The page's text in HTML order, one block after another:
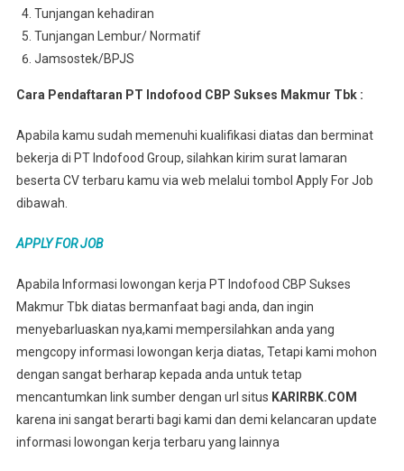
Tunjangan kehadiran
Tunjangan Lembur/ Normatif
Jamsostek/BPJS
Cara Pendaftaran PT Indofood CBP Sukses Makmur Tbk :
Apabila kamu sudah memenuhi kualifikasi diatas dan berminat
bekerja di PT Indofood Group, silahkan kirim surat lamaran
beserta CV terbaru kamu via web melalui tombol Apply For Job
dibawah.
APPLY FOR JOB
Apabila Informasi lowongan kerja PT Indofood CBP Sukses
Makmur Tbk diatas bermanfaat bagi anda, dan ingin
menyebarluaskan nya,kami mempersilahkan anda yang
mengcopy informasi lowongan kerja diatas, Tetapi kami mohon
dengan sangat berharap kepada anda untuk tetap
mencantumkan link sumber dengan url situs KARIRBK.COM
karena ini sangat berarti bagi kami dan demi kelancaran update
informasi lowongan kerja terbaru yang lainnya